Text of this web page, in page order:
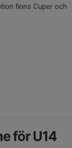
finns Cuper och
för U14